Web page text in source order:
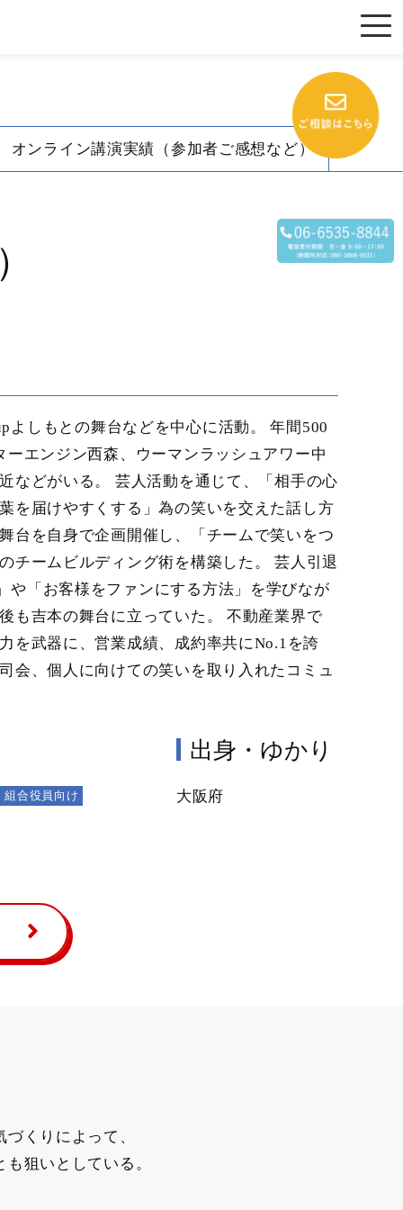
オンライン講演実績（参加者ご感想など）
よしもとの舞台などを中心に活動。 年間500
エンジン西森、ウーマンラッシュアワー中
などがいる。 芸人活動を通じて、「相手の心
を届けやすくする」為の笑いを交えた話し方
台を自身で企画開催し、「チームで笑いをつ
チームビルディング術を構築した。 芸人引退
や「お客様をファンにする方法」を学びなが
も吉本の舞台に立っていた。 不動産業界で
を武器に、営業成績、成約率共にNo.1を誇
会、個人に向けての笑いを取り入れたコミュ
組合役員向け
出身・ゆかり
大阪府
くりによって、
狙いとしている。